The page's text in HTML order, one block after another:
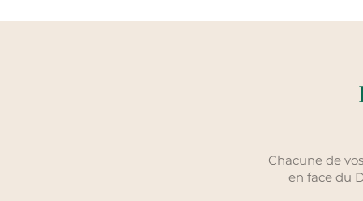
Chacune de
en face du